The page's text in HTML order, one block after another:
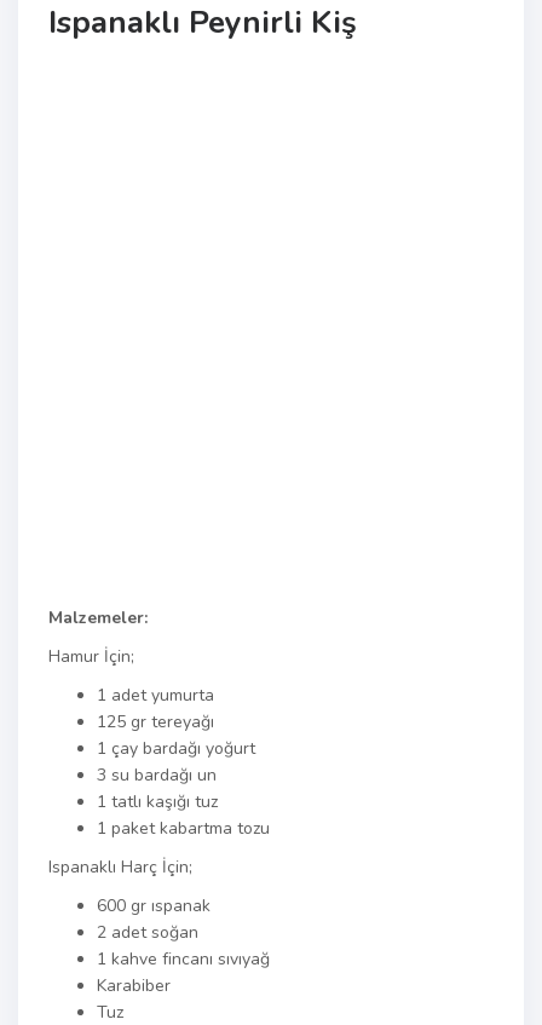
Ispanaklı Peynirli Kiş
Malzemeler:
Hamur İçin;
1 adet yumurta
125 gr tereyağı
1 çay bardağı yoğurt
3 su bardağı un
1 tatlı kaşığı tuz
1 paket kabartma tozu
Ispanaklı Harç İçin;
600 gr ıspanak
2 adet soğan
1 kahve fincanı sıvıyağ
Karabiber
Tuz